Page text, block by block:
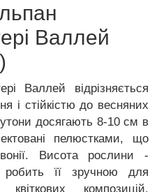
Валлей
Валлей відрізняється
і стійкістю до весняних
досягають 8-10 см в
пелюстками, що
Висота рослини -
її зручною для
квіткових композицій.